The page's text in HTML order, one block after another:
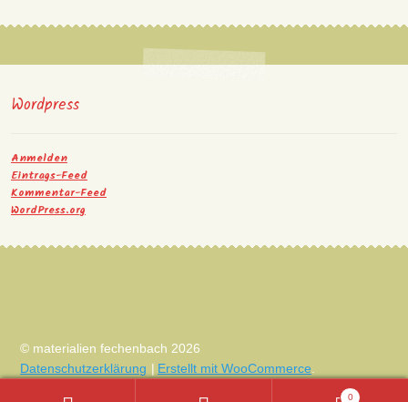
Wordpress
Anmelden
Eintrags-Feed
Kommentar-Feed
WordPress.org
© materialien fechenbach 2026
Datenschutzerklärung
Erstellt mit WooCommerce
0